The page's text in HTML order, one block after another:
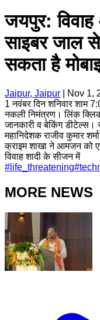
जयपुर:
साइबर जाल
सकता है
Jaipur, Jaipur
Nov 1,
1 नवंबर दिन शनिवार शाम
नकली निमंत्रण। लिंक
जानकारी व बेकिंग डीटेल्स।
महानिदेशक राजीव कुमार
क्राइम शाखा ने आमजन को
विवाह शादी के सीजन में
# life_threatening#
MORE NEWS